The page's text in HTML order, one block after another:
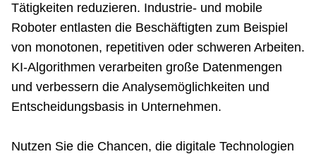
Tätigkeiten reduzieren. Industrie- und mobile
Roboter entlasten die Beschäftigten zum Beispiel
von monotonen, repetitiven oder schweren Arbeiten.
KI-Algorithmen verarbeiten große Datenmengen
und verbessern die Analysemöglichkeiten und
Entscheidungsbasis in Unternehmen.
Nutzen Sie die Chancen, die digitale Technologien